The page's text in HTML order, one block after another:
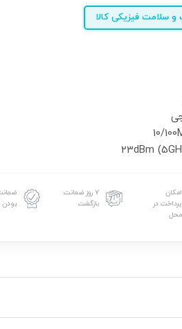
و سلامت فیزیکی کالا
امکان
پرداخت در
محل
۷ روز ضمانت
بازگشت
بودن